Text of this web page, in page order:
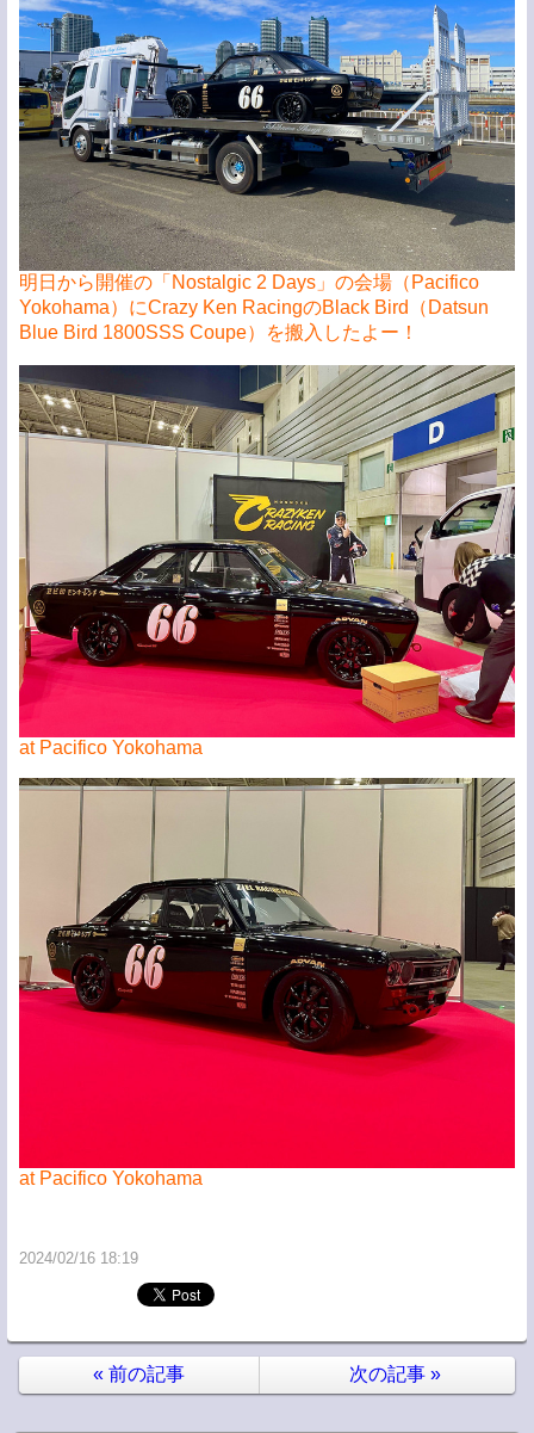
明日から開催の「Nostalgic 2 Days」の会場（Pacifico
Yokohama）にCrazy Ken RacingのBlack Bird（Datsun
Blue Bird 1800SSS Coupe）を搬入したよー！
at Pacifico Yokohama
at Pacifico Yokohama
2024/02/16 18:19
« 前の記事 次の記事 »